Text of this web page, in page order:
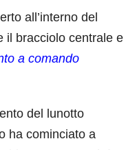
all’interno del
il bracciolo centrale e
a comando
del lunotto
ha cominciato a